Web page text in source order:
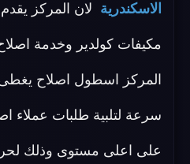
الاسكندرية لان المركز
مكيفات كولدير وخدمة
المركز اسطول اصلاح
سرعة لتلبية طلبات عملاء
على اعلى مستوى وذلك